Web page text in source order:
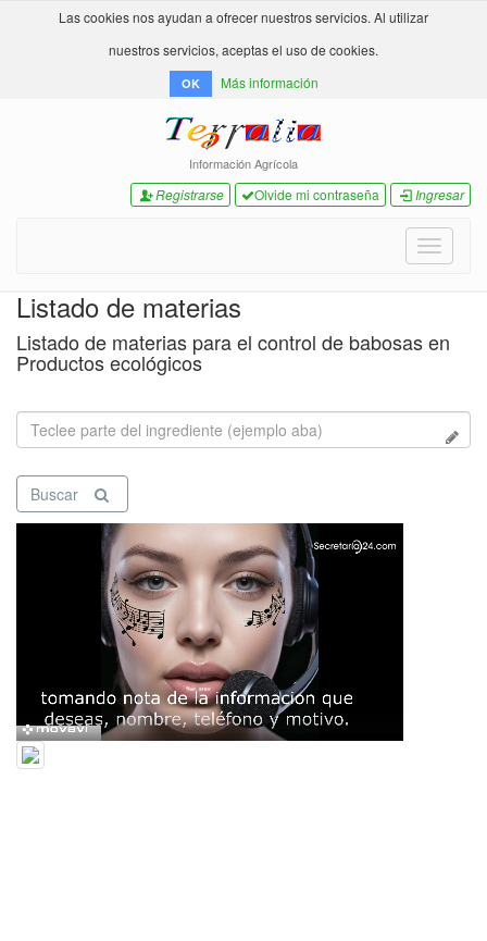
Las cookies nos ayudan a ofrecer nuestros servicios. Al utilizar
nuestros servicios, aceptas el uso de cookies.
OK Más información
Información Agrícola
Registrarse Olvide mi contraseña Ingresar
Toggle
Listado de materias
Listado de materias para el control de babosas en
Productos ecológicos
Buscar